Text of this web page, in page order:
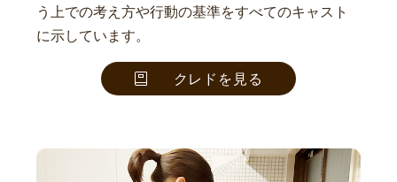
う上での考え方や行動の基準をすべてのキャスト
に示しています。
クレドを見る